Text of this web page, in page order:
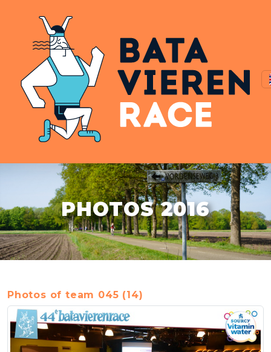
PHOTOS 2016
Photos of team 045 (14)